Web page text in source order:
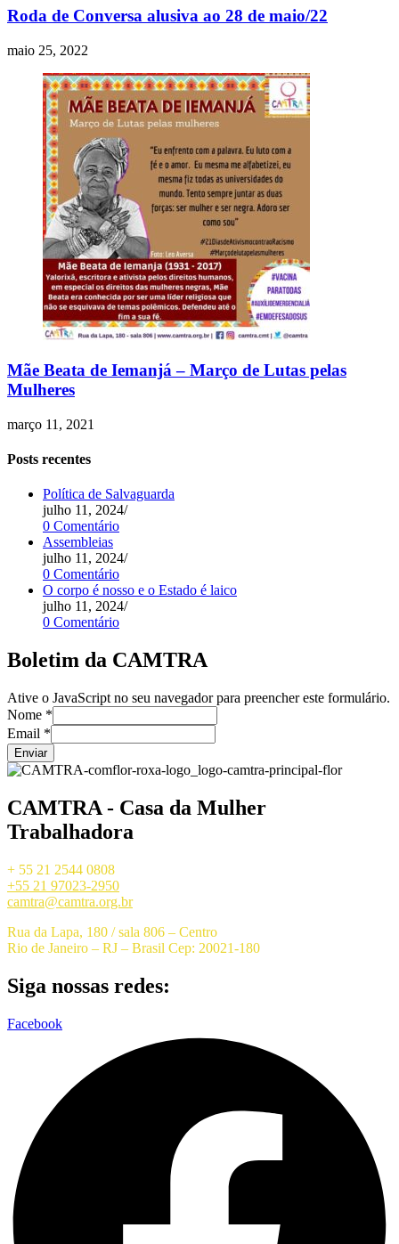
Roda de Conversa alusiva ao 28 de maio/22
maio 25, 2022
Mãe Beata de Iemanjá – Março de Lutas pelas
Mulheres
março 11, 2021
Posts recentes
Política de Salvaguarda
julho 11, 2024/
0 Comentário
Assembleias
julho 11, 2024/
0 Comentário
O corpo é nosso e o Estado é laico
julho 11, 2024/
0 Comentário
Boletim da CAMTRA
Ative o JavaScript no seu navegador para preencher este formulário.
Nome *
Email *
Enviar
CAMTRA - Casa da Mulher
Trabalhadora
+ 55 21 2544 0808
+55 21 97023-2950
camtra@camtra.org.br
Rua da Lapa, 180 / sala 806 – Centro
Rio de Janeiro – RJ – Brasil Cep: 20021-180
Siga nossas redes:
Facebook